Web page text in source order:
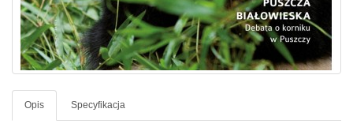
Opis Specyfikacja